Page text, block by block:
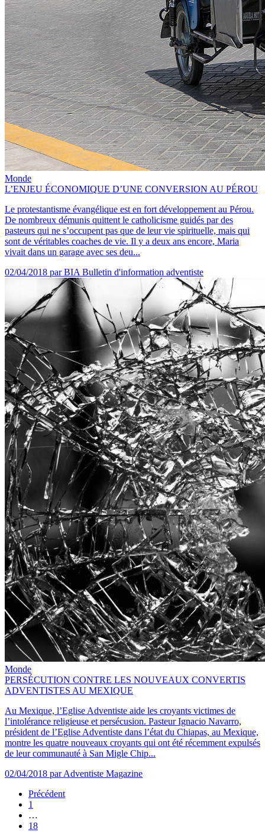
Monde
L’ENJEU ÉCONOMIQUE D’UNE CONVERSION AU PÉROU
Le protestantisme évangélique est en fort développement au Pérou.
De nombreux démunis quittent le catholicisme guidés par des
pasteurs qui ne s’occupent pas que de leur vie spirituelle, mais qui
sont de véritables coaches de vie. Il y a deux ans encore, Maria
vivait dans un garage avec ses deu...
02/04/2018 par BIA Bulletin d'information adventiste
Monde
PERSÉCUTION CONTRE LES NOUVEAUX CONVERTIS
ADVENTISTES AU MEXIQUE
Au Mexique, l’Eglise Adventiste aide les croyants victimes de
l’intolérance religieuse et persécusion. Pasteur Ignacio Navarro,
président de l’Eglise Adventiste dans l’état du Chiapas, au Mexique,
montre les quatre nouveaux croyants qui ont été récemment expulsés
de leur communauté à San Migle Chip...
02/04/2018 par Adventiste Magazine
Précédent
1
…
18